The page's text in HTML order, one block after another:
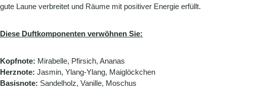
gute Laune verbreitet und Räume mit positiver Energie erfüllt.
Diese Duftkomponenten verwöhnen Sie:
Kopfnote: Mirabelle, Pfirsich, Ananas
Herznote: Jasmin, Ylang-Ylang, Maiglöckchen
Basisnote: Sandelholz, Vanille, Moschus